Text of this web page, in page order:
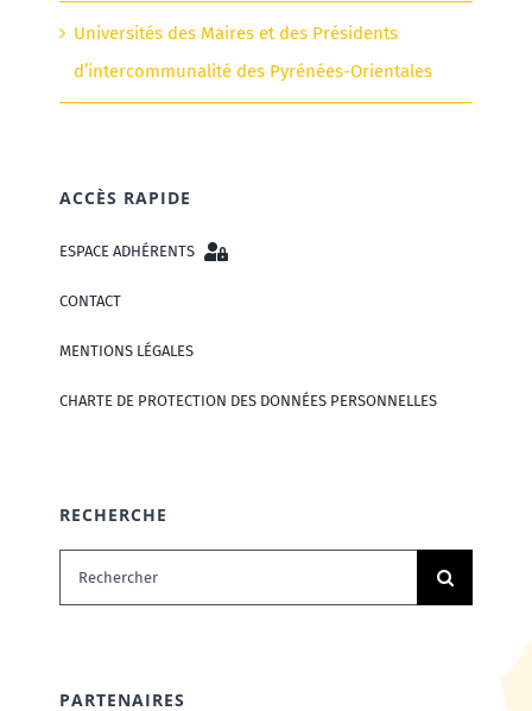
Universités des Maires et des Présidents
d’intercommunalité des Pyrénées-Orientales
ACCÈS RAPIDE
ESPACE ADHÉRENTS
CONTACT
MENTIONS LÉGALES
CHARTE DE PROTECTION DES DONNÉES PERSONNELLES
RECHERCHE
Rechercher:
PARTENAIRES